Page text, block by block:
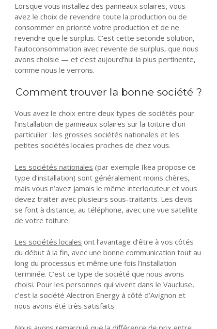
Lorsque vous installez des panneaux solaires, vous
avez le choix de revendre toute la production ou de
consommer en priorité votre production et de ne
revendre que le surplus. C’est cette seconde solution,
l’autoconsommation avec revente de surplus, que nous
avons choisie — et c’est aujourd’hui la plus pertinente,
comme nous le verrons.
Comment trouver la bonne société ?
Vous avez le choix entre deux types de sociétés pour
l’installation de panneaux solaires sur la toiture d’un
particulier : les grosses sociétés nationales et les
petites sociétés locales proches de chez vous.
Les sociétés nationales (par exemple Ikea propose ce
type d’installation) sont généralement moins chères,
mais vous n’avez jamais le même interlocuteur et vous
devez traiter avec plusieurs sous-traitants. Les devis
se font à distance, au téléphone, avec une vue satellite
de votre toiture.
Les sociétés locales ont l’avantage d’être à vos côtés
du début à la fin, avec une bonne communication tout au
long du processus et même une fois l’installation
terminée. C’est ce type de société que nous avons
choisi. Pour les personnes qui vivent dans le Vaucluse,
c’est la société Alectron Energy à côté d’Avignon et
nous avons été très satisfaits.